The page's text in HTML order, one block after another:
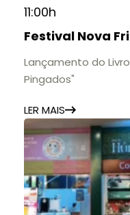
11:00h
Festival Nova
Lançamento do
Pingados"
LER MAIS